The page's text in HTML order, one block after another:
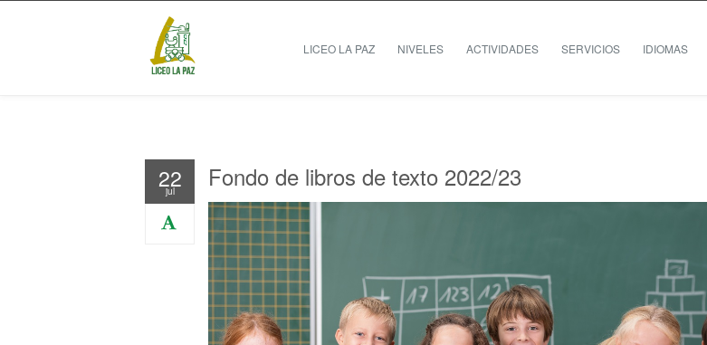
LICEO LA PAZ NIVELES ACTIVIDADES SERVICIOS IDIOMAS
22
jul Fondo de libros de texto 2022/23